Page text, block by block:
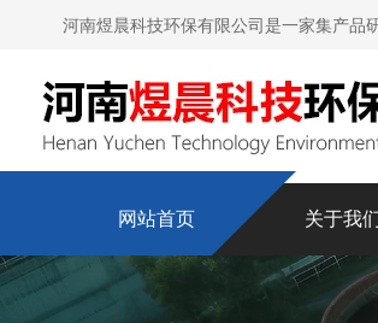
河南煜晨科技环保有限公司是一家集产品
网站首页 关于我